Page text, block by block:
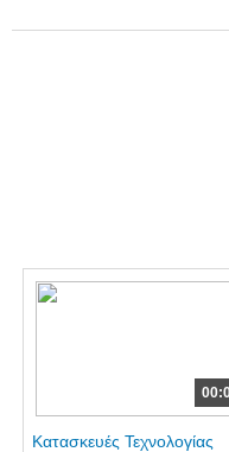
Κατασκευές Τεχνολογίας